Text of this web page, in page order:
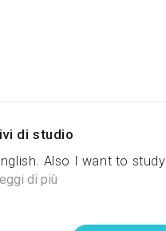
di studio
Also I want to study
di più